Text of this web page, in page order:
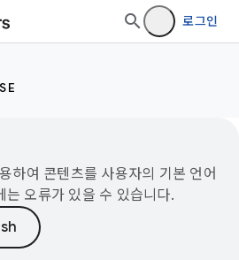
로그인
하여 콘텐츠를 사용자의 기본 언어
는 오류가 있을 수 있습니다.